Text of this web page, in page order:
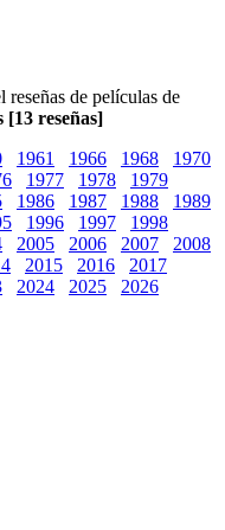
reseñas de películas de
[13 reseñas]
1961 1966 1968
1970
1977 1978
1979
1986 1987 1988
1989
1996 1997
1998
2005 2006 2007
2008
2015 2016
2017
2024 2025 2026